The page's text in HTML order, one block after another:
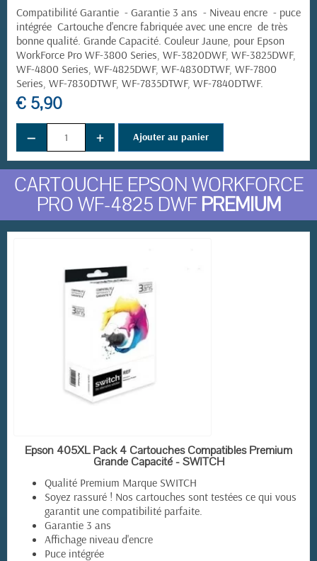
Compatibilité Garantie - Garantie 3 ans - Niveau encre - puce
intégrée Cartouche d'encre fabriquée avec une encre de très
bonne qualité. Grande Capacité. Couleur Jaune, pour Epson
WorkForce Pro WF-3800 Series, WF-3820DWF, WF-3825DWF,
WF-4800 Series, WF-4825DWF, WF-4830DTWF, WF-7800
Series, WF-7830DTWF, WF-7835DTWF, WF-7840DTWF.
€ 5,90
− + Ajouter au panier
CARTOUCHE EPSON WORKFORCE
PRO WF-4825 DWFPREMIUM
EN STOCK
Epson 405XL Pack 4 Cartouches Compatibles Premium
Grande Capacité - SWITCH
Qualité Premium Marque SWITCH
Soyez rassuré ! Nos cartouches sont testées ce qui vous
garantit une compatibilité parfaite.
Garantie 3 ans
Affichage niveau d'encre
Puce intégrée